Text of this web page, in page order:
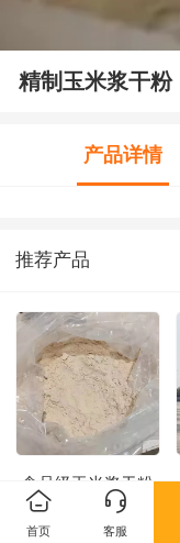
精制玉米浆干粉
产品详情
推荐产品
食品级玉米浆干粉
首页 客服